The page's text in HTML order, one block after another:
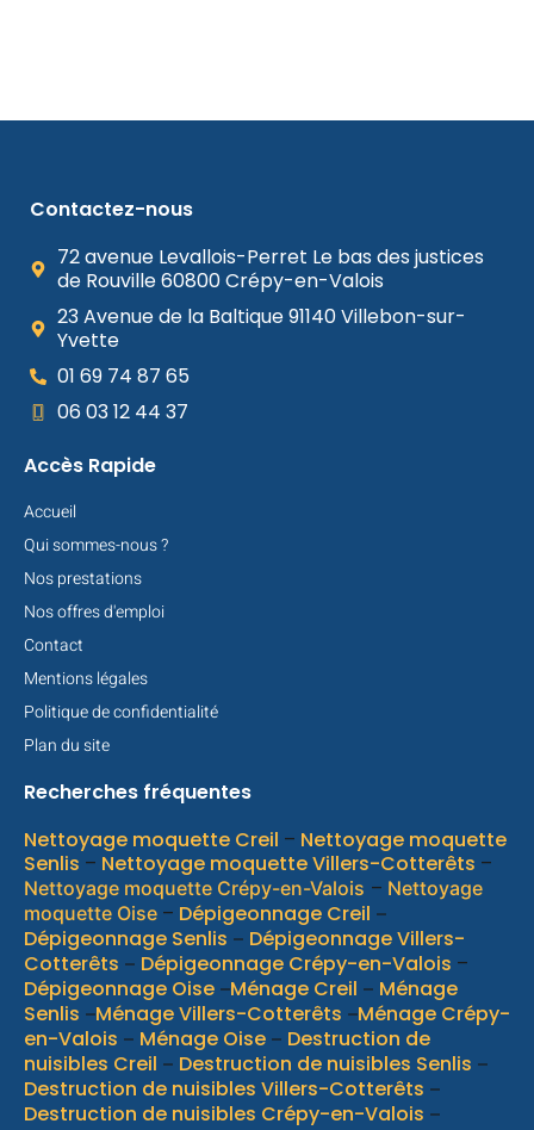
Contactez-nous
72 avenue Levallois-Perret Le bas des justices
de Rouville 60800 Crépy-en-Valois
23 Avenue de la Baltique 91140 Villebon-sur-
Yvette
01 69 74 87 65
06 03 12 44 37
Accès Rapide
Accueil
Qui sommes-nous ?
Nos prestations
Nos offres d'emploi
Contact
Mentions légales
Politique de confidentialité
Plan du site
Recherches fréquentes
Nettoyage moquette Creil – Nettoyage moquette
Senlis – Nettoyage moquette Villers-Cotterêts –
Nettoyage moquette Crépy-en-Valois – Nettoyage
moquette Oise – Dépigeonnage Creil –
Dépigeonnage Senlis – Dépigeonnage Villers-
Cotterêts – Dépigeonnage Crépy-en-Valois –
Dépigeonnage Oise –Ménage Creil – Ménage
Senlis –Ménage Villers-Cotterêts –Ménage Crépy-
en-Valois – Ménage Oise – Destruction de
nuisibles Creil – Destruction de nuisibles Senlis –
Destruction de nuisibles Villers-Cotterêts –
Destruction de nuisibles Crépy-en-Valois –